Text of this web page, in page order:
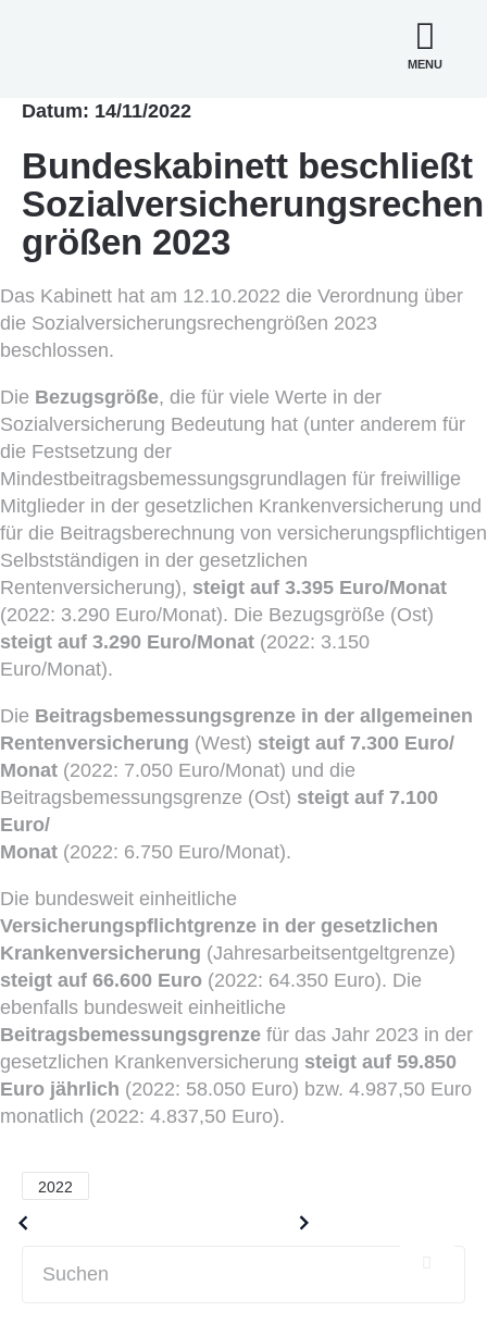
MENU
Datum: 14/11/2022
Bundeskabinett beschließt
Sozialversicherungsrechen
größen 2023
Das Kabinett hat am 12.10.2022 die Verordnung über
die Sozialversicherungsrechengrößen 2023
beschlossen.
Die Bezugsgröße, die für viele Werte in der
Sozialversicherung Bedeutung hat (unter anderem für
die Festsetzung der
Mindestbeitragsbemessungsgrundlagen für freiwillige
Mitglieder in der gesetzlichen Krankenversicherung und
für die Beitragsberechnung von versicherungspflichtigen
Selbstständigen in der gesetzlichen
Rentenversicherung), steigt auf 3.395 Euro/Monat
(2022: 3.290 Euro/Monat). Die Bezugsgröße (Ost)
steigt auf 3.290 Euro/Monat (2022: 3.150
Euro/Monat).
Die Beitragsbemessungsgrenze in der allgemeinen
Rentenversicherung (West) steigt auf 7.300 Euro/
Monat (2022: 7.050 Euro/Monat) und die
Beitragsbemessungsgrenze (Ost) steigt auf 7.100
Euro/
Monat (2022: 6.750 Euro/Monat).
Die bundesweit einheitliche
Versicherungspflichtgrenze in der gesetzlichen
Krankenversicherung (Jahresarbeitsentgeltgrenze)
steigt auf 66.600 Euro (2022: 64.350 Euro). Die
ebenfalls bundesweit einheitliche
Beitragsbemessungsgrenze für das Jahr 2023 in der
gesetzlichen Krankenversicherung steigt auf 59.850
Euro jährlich (2022: 58.050 Euro) bzw. 4.987,50 Euro
monatlich (2022: 4.837,50 Euro).
2022